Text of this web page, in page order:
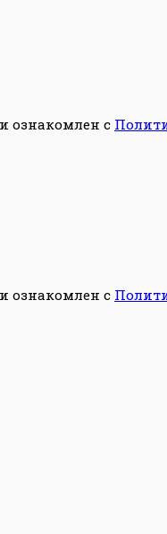
ознакомлен с
ознакомлен с